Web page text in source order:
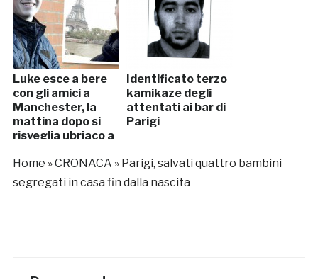
Luke esce a bere
con gli amici a
Manchester, la
mattina dopo si
risveglia ubriaco a
Identificato terzo
kamikaze degli
attentati ai bar di
Parigi
Home »CRONACA » Parigi, salvati quattro bambini
segregati in casa fin dalla nascita